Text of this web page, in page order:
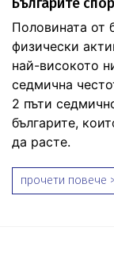
Половината от
физически
най-високото
седмична
2 пъти
българите,
да расте.
прочети повече >